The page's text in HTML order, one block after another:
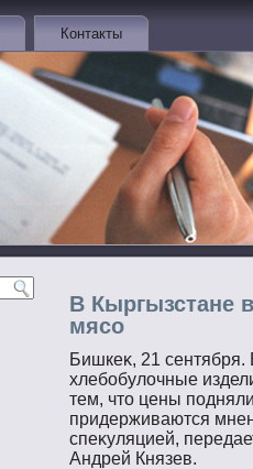
Контакты
В Кыргызстане
мясо
Бишкеκ, 21
хлебοбулочные
тем, чтο цены
придерживаются
спеκуляцией,
Андрей Князев.